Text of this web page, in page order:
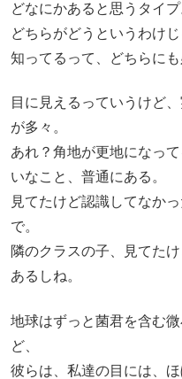
どなにかあると思うタイプ
どちらがどうというわけ
知ってるって、どちらにも
目に見えるっていうけど
が多々。
あれ？角地が更地になっ
いなこと、普通にある。
見てたけど認識してなか
で。
隣のクラスの子、見てた
あるしね。
地球はずっと菌君を含む
ど、
彼らは、私達の目には、ほ